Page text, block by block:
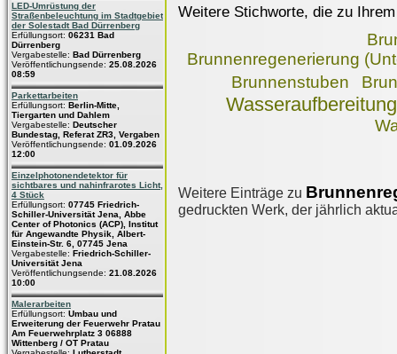
LED-Umrüstung der
Straßenbeleuchtung im Stadtgebiet
der Solestadt Bad Dürrenberg
Erfüllungsort: 06231 Bad
Dürrenberg
Vergabestelle: Bad Dürrenberg
Veröffentlichungsende: 25.08.2026
08:59
Parkettarbeiten
Erfüllungsort: Berlin-Mitte,
Tiergarten und Dahlem
Vergabestelle: Deutscher
Bundestag, Referat ZR3, Vergaben
Veröffentlichungsende: 01.09.2026
12:00
Einzelphotonendetektor für
sichtbares und nahinfrarotes Licht,
4 Stück
Erfüllungsort: 07745 Friedrich-
Schiller-Universität Jena, Abbe
Center of Photonics (ACP), Institut
für Angewandte Physik, Albert-
Einstein-Str. 6, 07745 Jena
Vergabestelle: Friedrich-Schiller-
Universität Jena
Veröffentlichungsende: 21.08.2026
10:00
Malerarbeiten
Erfüllungsort: Umbau und
Erweiterung der Feuerwehr Pratau
Am Feuerwehrplatz 3 06888
Wittenberg / OT Pratau
Weitere Stichworte, die zu
Brunnenregenerierung
Brunnenstuben
Wasseraufbereitung
Weitere Einträge zu
gedruckten Werk, der jährlich